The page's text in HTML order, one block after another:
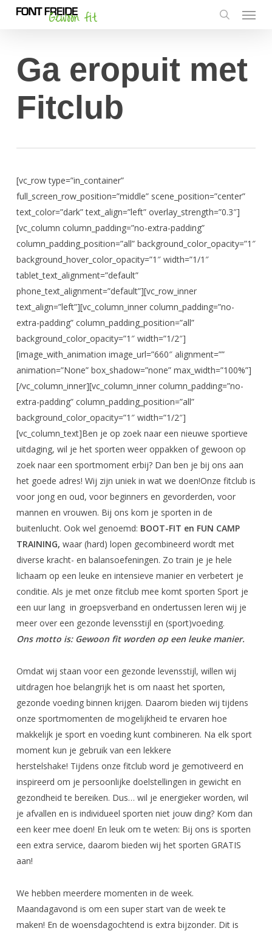
Menu
Ga eropuit met
Fitclub
[vc_row type=”in_container”
full_screen_row_position=”middle” scene_position=”center”
text_color=”dark” text_align=”left” overlay_strength=”0.3″]
[vc_column column_padding=”no-extra-padding”
column_padding_position=”all” background_color_opacity=”1″
background_hover_color_opacity=”1″ width=”1/1″
tablet_text_alignment=”default”
phone_text_alignment=”default”][vc_row_inner
text_align=”left”][vc_column_inner column_padding=”no-
extra-padding” column_padding_position=”all”
background_color_opacity=”1″ width=”1/2″]
[image_with_animation image_url=”660″ alignment=””
animation=”None” box_shadow=”none” max_width=”100%”]
[/vc_column_inner][vc_column_inner column_padding=”no-
extra-padding” column_padding_position=”all”
background_color_opacity=”1″ width=”1/2″]
[vc_column_text]Ben je op zoek naar een nieuwe sportieve
uitdaging, wil je het sporten weer oppakken of gewoon op
zoek naar een sportmoment erbij? Dan ben je bij ons aan
het goede adres! Wij zijn uniek in wat we doen!Onze fitclub is
voor jong en oud, voor beginners en gevorderden, voor
mannen en vrouwen. Bij ons kom je sporten in de
buitenlucht. Ook wel genoemd: BOOT-FIT en FUN CAMP
TRAINING, waar (hard) lopen gecombineerd wordt met
diverse kracht- en balansoefeningen. Zo train je je hele
lichaam op een leuke en intensieve manier en verbetert je
conditie. Als je met onze fitclub mee komt sporten Sport je
een uur lang in groepsverband en ondertussen leren wij je
meer over een gezonde levensstijl en (sport)voeding.
Ons motto is: Gewoon fit worden op een leuke manier.
Omdat wij staan voor een gezonde levensstijl, willen wij
uitdragen hoe belangrijk het is om naast het sporten,
gezonde voeding binnen krijgen. Daarom bieden wij tijdens
onze sportmomenten de mogelijkheid te ervaren hoe
makkelijk je sport en voeding kunt combineren. Na elk sport
moment kun je gebruik van een lekkere
herstelshake! Tijdens onze fitclub word je gemotiveerd en
inspireerd om je persoonlijke doelstellingen in gewicht en
gezondheid te bereiken. Dus… wil je energieker worden, wil
je afvallen en is individueel sporten niet jouw ding? Kom dan
een keer mee doen! En leuk om te weten: Bij ons is sporten
een extra service, daarom bieden wij het sporten GRATIS
aan!
We hebben meerdere momenten in de week.
Maandagavond is om een super start van de week te
maken! En de woensdagochtend is extra bijzonder. Dit is